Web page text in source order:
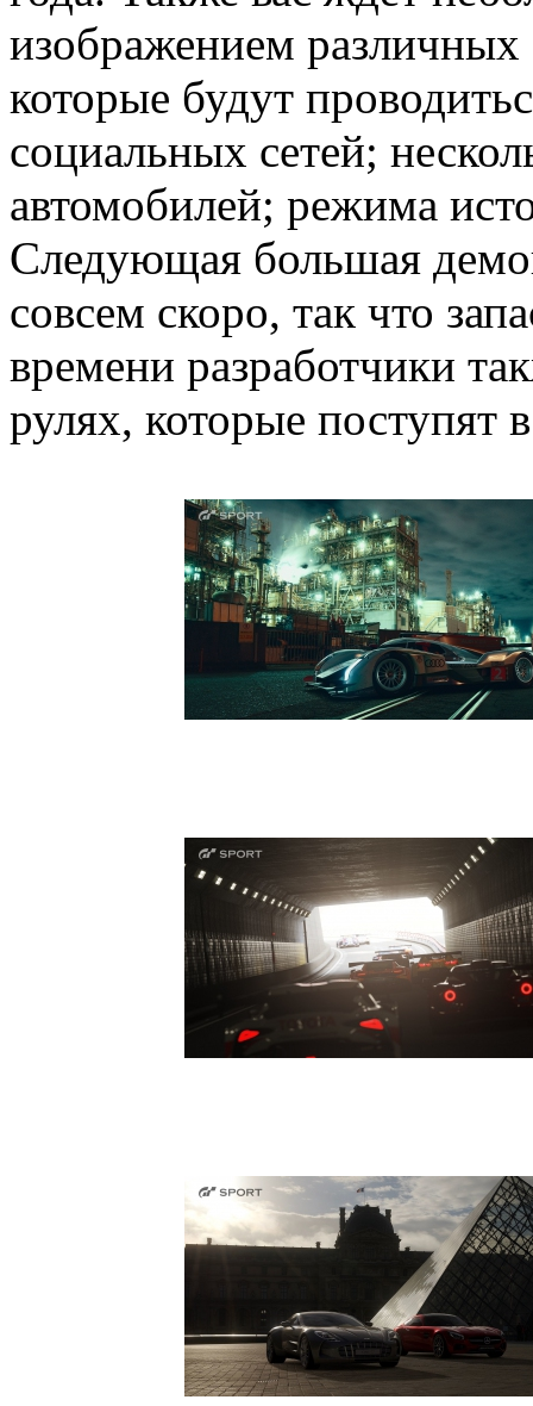
изображением различных
которые будут
социальных сетей;
автомобилей; режима
Следующая большая
совсем скоро, так что
времени разработчики
рулях, которые поступят